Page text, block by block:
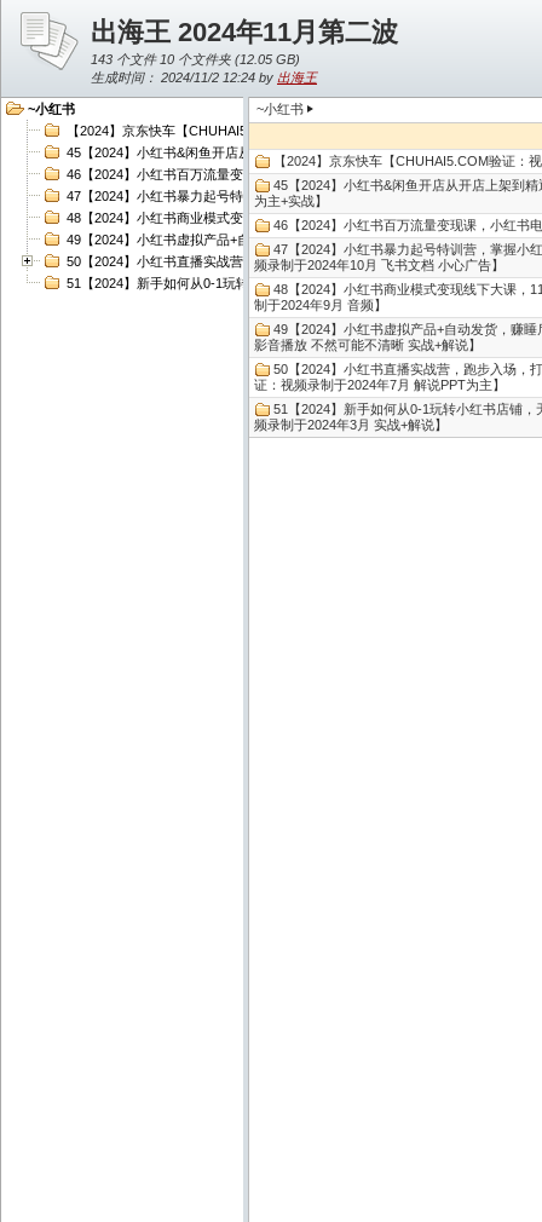
出海王 2024年11月第二波
143 个文件 10 个文件夹 (12.05 GB)
生成时间： 2024/11/2 12:24 by 出海王
~小红书
【2024】京东快车【CHUHAI5.COM验证：视频录制于2024年4月 实战+解说】
45【2024】小红书&闲鱼开店从开店上架到精通推广，电商管理课【
46【2024】小红书百万流量变现课，小红书电商教程下载【CHUHAI5.COM验
47【2024】小红书暴力起号特训营，掌握小红书起号的底层逻辑，十个帖真有
48【2024】小红书商业模式变现线下大课，11位博主操盘手联合同台分享，录
49【2024】小红书虚拟产品+自动发货，赚睡后收入实在太爽了【
50【2024】小红书直播实战营，跑步入场，打造专属你的直播话术框架，手把
51【2024】新手如何从0-1玩转小红书店铺，无需囤货、无需出镜，可在家低成
~小红书
【2024】京东快车【CHUHAI5.COM验证：
45【2024】小红书&闲鱼开店从开店上架到
为主+实战】
46【2024】小红书百万流量变现课，小红书
47【2024】小红书暴力起号特训营，掌握小
频录制于2024年10月 飞书文档 小心广告】
48【2024】小红书商业模式变现线下大课，
制于2024年9月 音频】
49【2024】小红书虚拟产品+自动发货，赚
影音播放 不然可能不清晰 实战+解说】
50【2024】小红书直播实战营，跑步入场，
证：视频录制于2024年7月 解说PPT为主】
51【2024】新手如何从0-1玩转小红书店铺
频录制于2024年3月 实战+解说】